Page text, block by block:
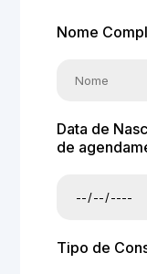
Nome
Data de
de
Tipo de